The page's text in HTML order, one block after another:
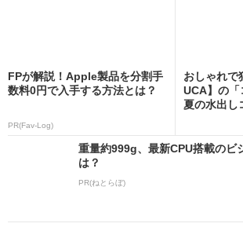
FPが解説！Apple製品を分割手
数料0円で入手する方法とは？
PR(Fav-Log)
おしゃれで
UCA】の「
夏の水出し
重量約999g、最新CPU搭載のビ
は？
PR(ねとらぼ)